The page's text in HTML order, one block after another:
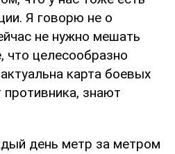
Я говорю не о
не нужно мешать
целесообразно
карта боевых
знают
день метр за метром